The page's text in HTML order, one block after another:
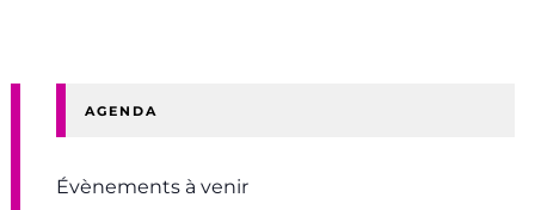
AGENDA
Évènements à venir